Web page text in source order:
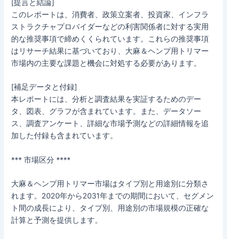
[提言と結論]
このレポートは、消費者、政策立案者、投資家、インフラ
ストラクチャプロバイダーなどの利害関係者に対する実用
的な推奨事項で締めくくられています。これらの推奨事項
はリサーチ結果に基づいており、大麻＆ヘンプ用トリマー
市場内の主要な課題と機会に対処する必要があります。
[補足データと付録]
本レポートには、分析と調査結果を実証するためのデー
タ、図表、グラフが含まれています。また、データソー
ス、調査アンケート、詳細な市場予測などの詳細情報を追
加した付録も含まれています。
*** 市場区分 ****
大麻＆ヘンプ用トリマー市場はタイプ別と用途別に分類さ
れます。2020年から2031年までの期間において、セグメン
ト間の成長により、タイプ別、用途別の市場規模の正確な
計算と予測を提供します。